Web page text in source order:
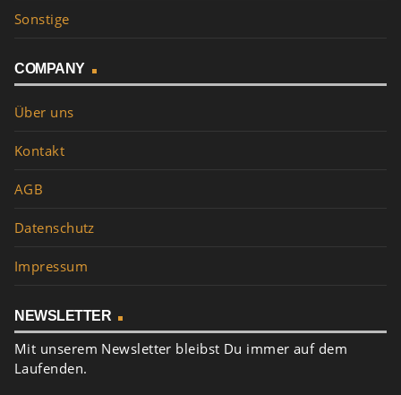
Sonstige
COMPANY
Über uns
Kontakt
AGB
Datenschutz
Impressum
NEWSLETTER
Mit unserem Newsletter bleibst Du immer auf dem
Laufenden.